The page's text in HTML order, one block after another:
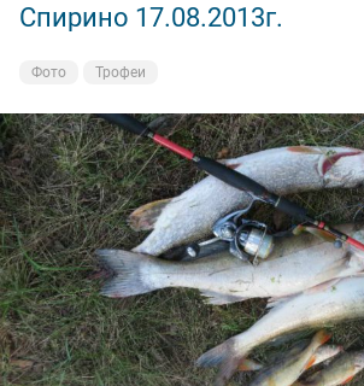
Спирино 17.08.2013г.
Фото Трофеи